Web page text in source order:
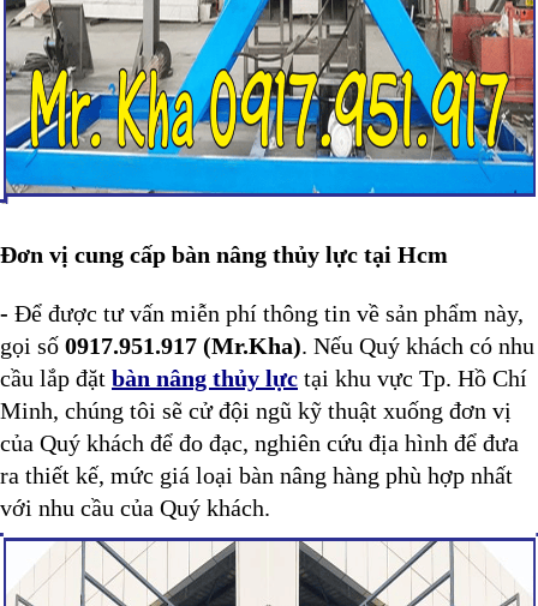
Đơn vị cung cấp bàn nâng thủy lực tại Hcm
- Để được tư vấn miễn phí thông tin về sản phẩm này,
gọi số 0917.951.917 (Mr.Kha). Nếu Quý khách có nhu
cầu lắp đặt bàn nâng thủy lực tại khu vực Tp. Hồ Chí
Minh, chúng tôi sẽ cử đội ngũ kỹ thuật xuống đơn vị
của Quý khách để đo đạc, nghiên cứu địa hình để đưa
ra thiết kế, mức giá loại bàn nâng hàng phù hợp nhất
với nhu cầu của Quý khách.